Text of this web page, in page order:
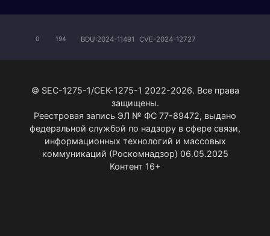
0 194 BDU:2024-11491 CVE-2024-12727
© SEC-1275-1/СЕК-1275-1 2022-2026. Все права
защищены.
Реестровая запись ЭЛ № ФС 77-89472, выдано
федеральной службой по надзору в сфере связи,
информационных технологий и массовых
коммуникаций (Роскомнадзор) 06.05.2025
Контент 16+